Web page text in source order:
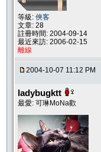
等級: 俠客
文章: 28
註冊時間: 2004-09-14
最近來訪: 2006-02-15
離線
2004-10-07 11:12 PM
ladybugktt
最愛: 可琳MoNa歡